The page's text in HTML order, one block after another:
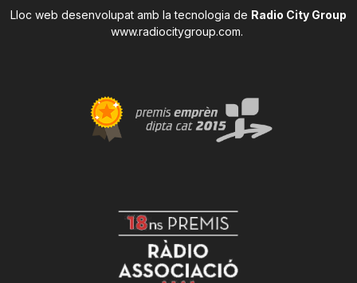
Lloc web desenvolupat amb la tecnologia de Radio City Group
www.radiocitygroup.com.